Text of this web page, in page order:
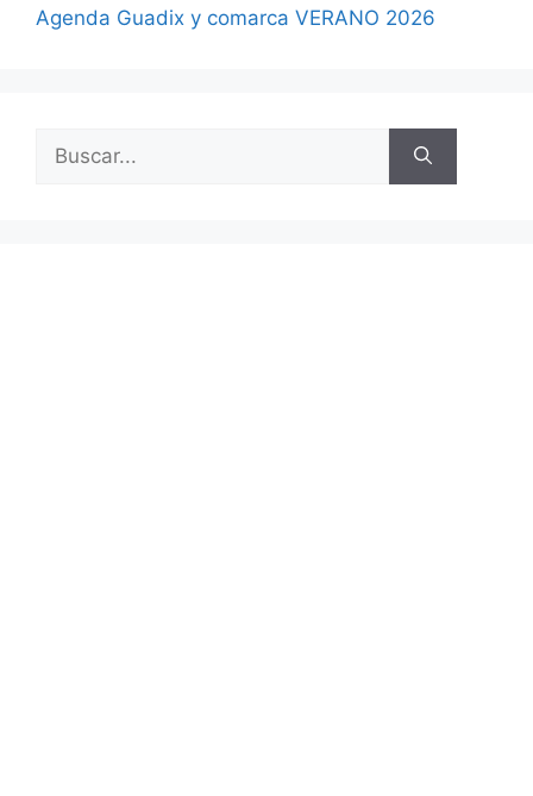
Agenda Guadix y comarca VERANO 2026